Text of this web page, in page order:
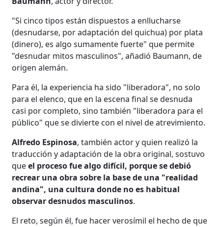
"Si cinco tipos están dispuestos a enllucharse
(desnudarse, por adaptación del quichua) por plata
(dinero), es algo sumamente fuerte" que permite
"desnudar mitos masculinos", añadió Baumann, de
origen alemán.
Para él, la experiencia ha sido "liberadora", no solo
para el elenco, que en la escena final se desnuda
casi por completo, sino también "liberadora para el
público" que se divierte con el nivel de atrevimiento.
Alfredo Espinosa, también actor y quien realizó la
traducción y adaptación de la obra original, sostuvo
queel proceso fue algo difícil, porque se debió
recrear una obra sobre la base de una "realidad
andina", una cultura donde no es habitual
observar desnudos masculinos.
El reto, según él, fue hacer verosímil el hecho de que